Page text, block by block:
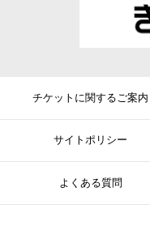
チケットに関するご案内
サイトポリシー
よくある質問